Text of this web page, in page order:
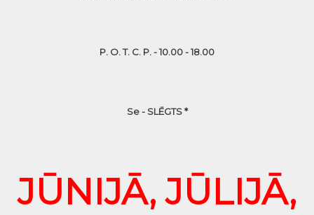
P. O. T. C. P. - 10.00 - 18.00
Se - SLĒGTS *
JŪNIJĀ, JŪLIJĀ,